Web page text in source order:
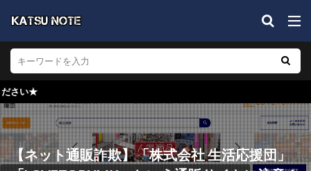
【ネット通販詐欺】「株式会社 生活応援団」